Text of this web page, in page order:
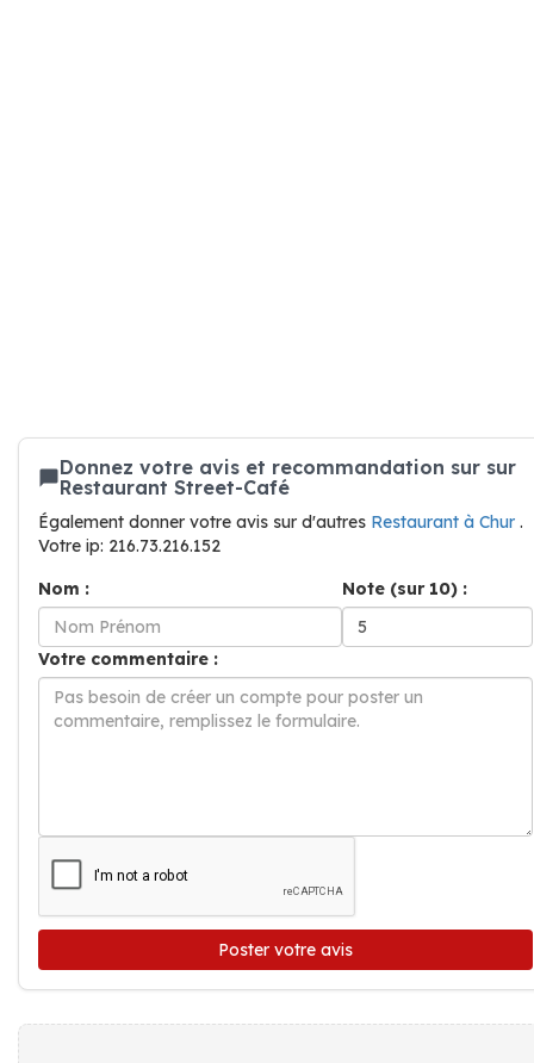
Donnez votre avis et recommandation sur sur
Restaurant Street-Café
Également donner votre avis sur d'autres Restaurant à Chur .
Votre ip: 216.73.216.152
Nom :
Note (sur 10) :
Votre commentaire :
Poster votre avis